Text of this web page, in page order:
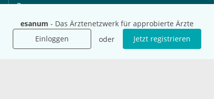
esanum - Das Ärztenetzwerk für approbierte Ärzte
Einloggen
oder Jetzt registrieren
Presse
Jobs